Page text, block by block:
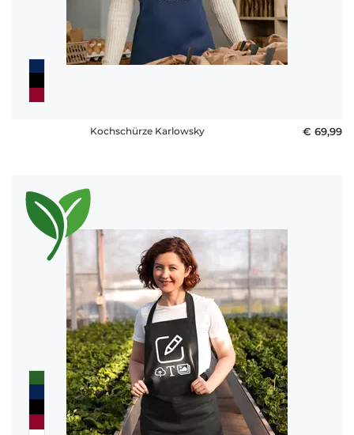
Kochschürze Karlowsky € 69,99